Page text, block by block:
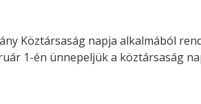
Köztársaság napja alkalmából
1-én ünnepeljük a köztársaság